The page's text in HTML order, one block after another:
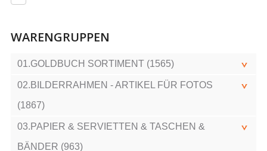
WARENGRUPPEN
01.GOLDBUCH SORTIMENT (1565)
02.BILDERRAHMEN - ARTIKEL FÜR FOTOS
(1867)
03.PAPIER & SERVIETTEN & TASCHEN &
BÄNDER (963)